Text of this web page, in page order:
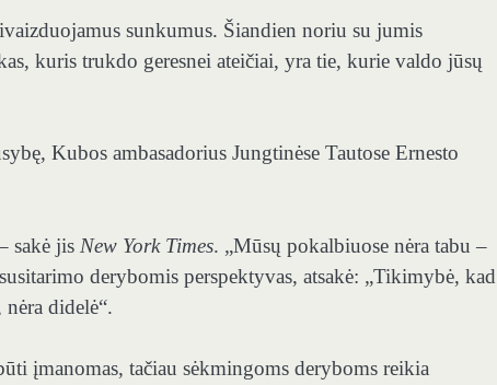
sunkumus. Šiandien noriu su jumis
kuris trukdo geresnei ateičiai, yra tie, kurie valdo jūsų
Kubos ambasadorius Jungtinėse Tautose Ernesto
sakė jis New York Times. „Mūsų pokalbiuose nėra tabu –
derybomis perspektyvas, atsakė: „Tikimybė, kad
didelė“.
įmanomas, tačiau sėkmingoms deryboms reikia